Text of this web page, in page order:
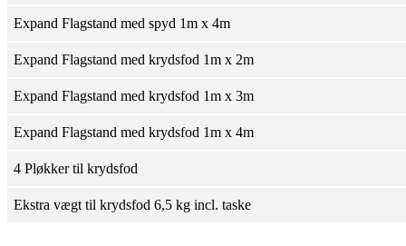
Expand Flagstand med spyd 1m x 4m
Expand Flagstand med krydsfod 1m x 2m
Expand Flagstand med krydsfod 1m x 3m
Expand Flagstand med krydsfod 1m x 4m
4 Pløkker til krydsfod
Ekstra vægt til krydsfod 6,5 kg incl. taske